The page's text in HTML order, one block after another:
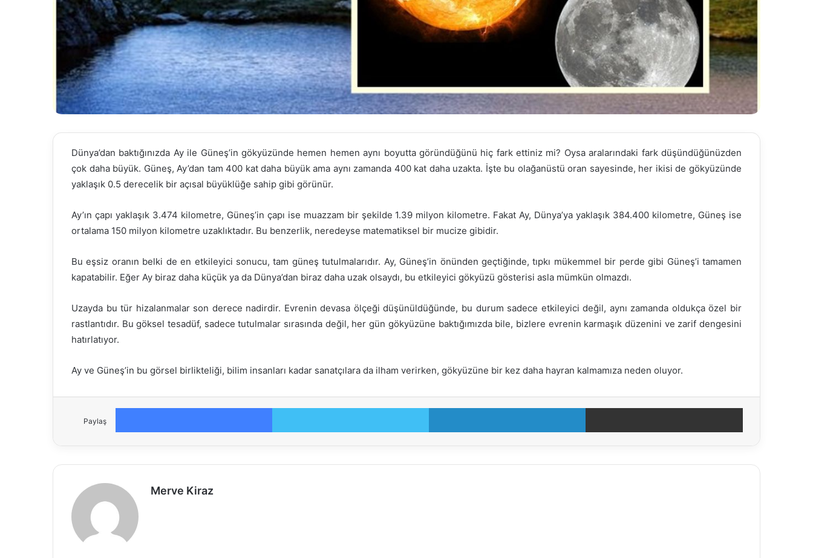
Dünya’dan baktığınızda Ay ile Güneş’in gökyüzünde hemen hemen aynı boyutta göründüğünü hiç fark ettiniz mi? Oysa aralarındaki fark düşündüğünüzden
çok daha büyük. Güneş, Ay’dan tam 400 kat daha büyük ama aynı zamanda 400 kat daha uzakta. İşte bu olağanüstü oran sayesinde, her ikisi de gökyüzünde
yaklaşık 0.5 derecelik bir açısal büyüklüğe sahip gibi görünür.
Ay’ın çapı yaklaşık 3.474 kilometre, Güneş’in çapı ise muazzam bir şekilde 1.39 milyon kilometre. Fakat Ay, Dünya’ya yaklaşık 384.400 kilometre, Güneş ise
ortalama 150 milyon kilometre uzaklıktadır. Bu benzerlik, neredeyse matematiksel bir mucize gibidir.
Bu eşsiz oranın belki de en etkileyici sonucu, tam güneş tutulmalarıdır. Ay, Güneş’in önünden geçtiğinde, tıpkı mükemmel bir perde gibi Güneş’i tamamen
kapatabilir. Eğer Ay biraz daha küçük ya da Dünya’dan biraz daha uzak olsaydı, bu etkileyici gökyüzü gösterisi asla mümkün olmazdı.
Uzayda bu tür hizalanmalar son derece nadirdir. Evrenin devasa ölçeği düşünüldüğünde, bu durum sadece etkileyici değil, aynı zamanda oldukça özel bir
rastlantıdır. Bu göksel tesadüf, sadece tutulmalar sırasında değil, her gün gökyüzüne baktığımızda bile, bizlere evrenin karmaşık düzenini ve zarif dengesini
hatırlatıyor.
Ay ve Güneş’in bu görsel birlikteliği, bilim insanları kadar sanatçılara da ilham verirken, gökyüzüne bir kez daha hayran kalmamıza neden oluyor.
Paylaş
Facebook Twitter LinkedIn
Merve Kiraz